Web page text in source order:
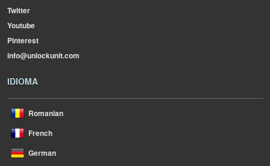
Twitter
Youtube
Pinterest
info@unlockunit.com
IDIOMA
Romanian
French
German